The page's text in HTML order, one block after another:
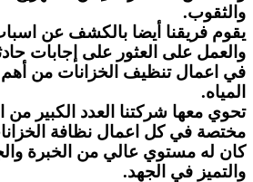
والثقوب.
يقوم فريقنا أيضا بالكشف عن
والعمل على العثور على إجابات
في اعمال تنظيف الخزانات من
المياه.
تحوي معها شركتنا العدد الكبير من
مختصة في كل اعمال نظافة
كان له مستوي عالي من الخبرة
والتميز في الجهد.